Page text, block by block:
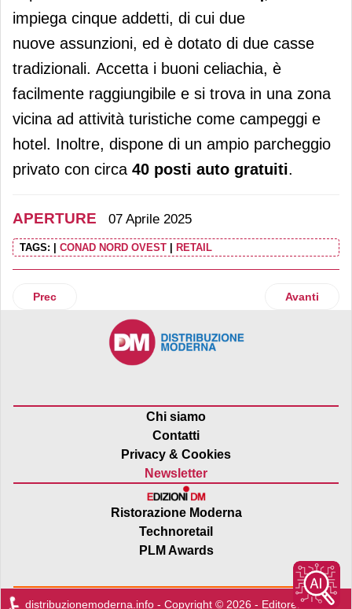
impiega cinque addetti, di cui due
nuove assunzioni, ed è dotato di due casse
tradizionali. Accetta i buoni celiachia, è
facilmente raggiungibile e si trova in una zona
vicina ad attività turistiche come campeggi e
hotel. Inoltre, dispone di un ampio parcheggio
privato con circa 40 posti auto gratuiti.
APERTURE 07 Aprile 2025
TAGS: CONAD NORD OVEST RETAIL
Articolo precedente: Nuovo ipercoop a Sassuolo
Prec Articolo
Avanti
Chi siamo
Contatti
Privacy & Cookies
Newsletter
Ristorazione Moderna
Technoretail
PLM Awards
distribuzionemoderna.info - Copyright © 2026 - Editore:Edra